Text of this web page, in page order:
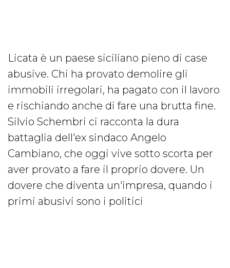
Licata è un paese siciliano pieno di case
abusive. Chi ha provato demolire gli
immobili irregolari, ha pagato con il lavoro
e rischiando anche di fare una brutta fine.
Silvio Schembri ci racconta la dura
battaglia dell'ex sindaco Angelo
Cambiano, che oggi vive sotto scorta per
aver provato a fare il proprio dovere. Un
dovere che diventa un'impresa, quando i
primi abusivi sono i politici